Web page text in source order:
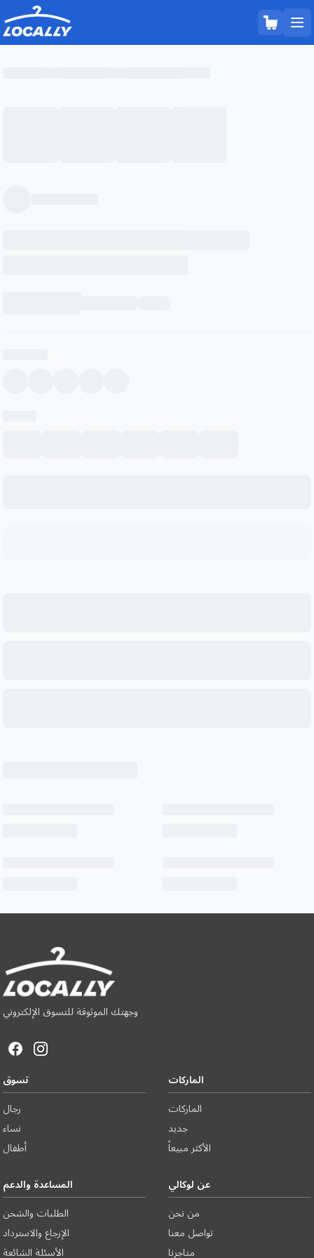
وجهتك الموثوقة للتسوق الإلكتروني
تسوق
رجال
نساء
أطفال
الماركات
الماركات
جديد
الأكثر مبيعاً
المساعدة والدعم
الطلبات والشحن
الإرجاع والاسترداد
الأسئلة الشائعة
عن لوكالي
من نحن
تواصل معنا
متاجرنا